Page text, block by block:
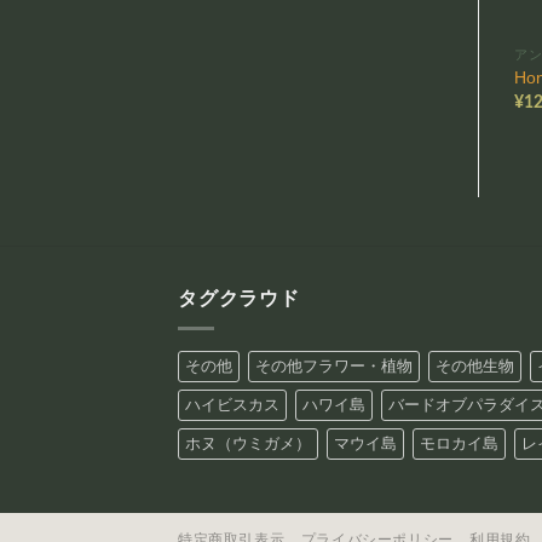
ア
¥
タグクラウド
その他 その他フラワー・植物 その他生物
ハイビスカス ハワイ島 バードオブパラダイ
ホヌ（ウミガメ） マウイ島 モロカイ島 レ